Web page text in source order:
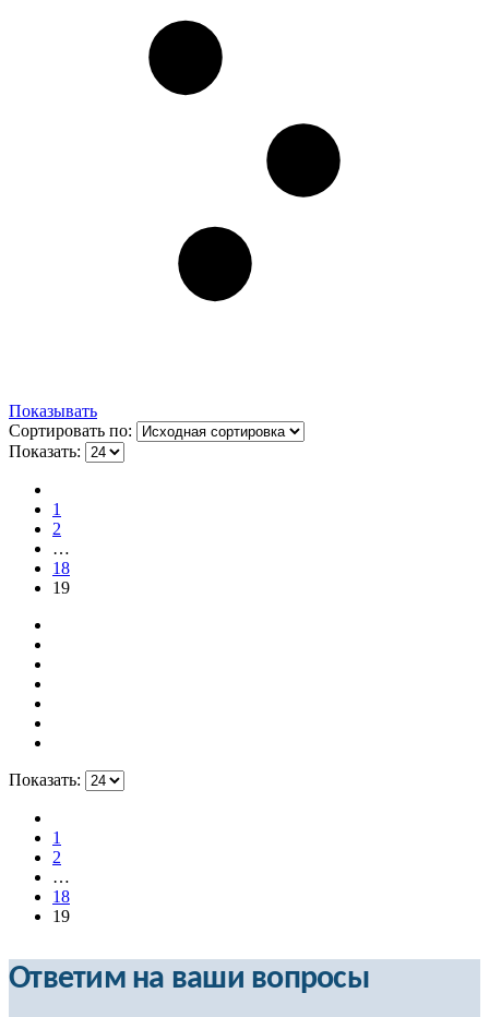
Показывать
Сортировать по:
Показать:
1
2
…
18
19
Показать:
1
2
…
18
19
Ответим на ваши вопросы